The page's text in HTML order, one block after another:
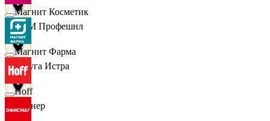
АСМ Профешнл
Белуга Истра
Вайнер
Магнит Косметик
Магнит Фарма
Hoff